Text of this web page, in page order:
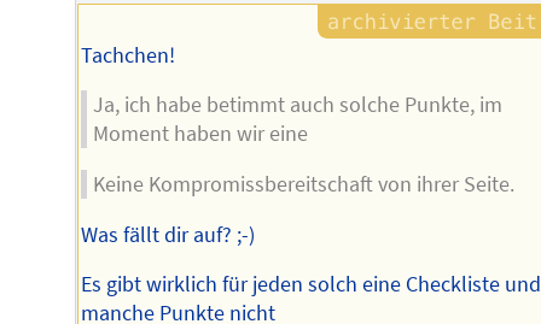
Tachchen!
Ja, ich habe betimmt auch solche Punkte, im
Moment haben wir eine
Keine Kompromissbereitschaft von ihrer Seite.
Was fällt dir auf? ;-)
Es gibt wirklich für jeden solch eine Checkliste und
manche Punkte nicht